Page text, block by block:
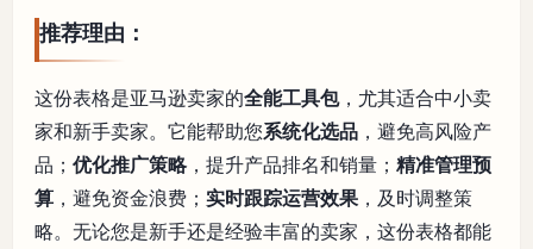
推荐理由：
这份表格是亚马逊卖家的全能工具包，尤其适合中小卖
家和新手卖家。它能帮助您系统化选品 ，避免高风险产
品； 优化推广策略，提升产品排名和销量； 精准管理预
算 ，避免资金浪费； 实时跟踪运营效果 ，及时调整策
略。无论您是新手还是经验丰富的卖家，这份表格都能